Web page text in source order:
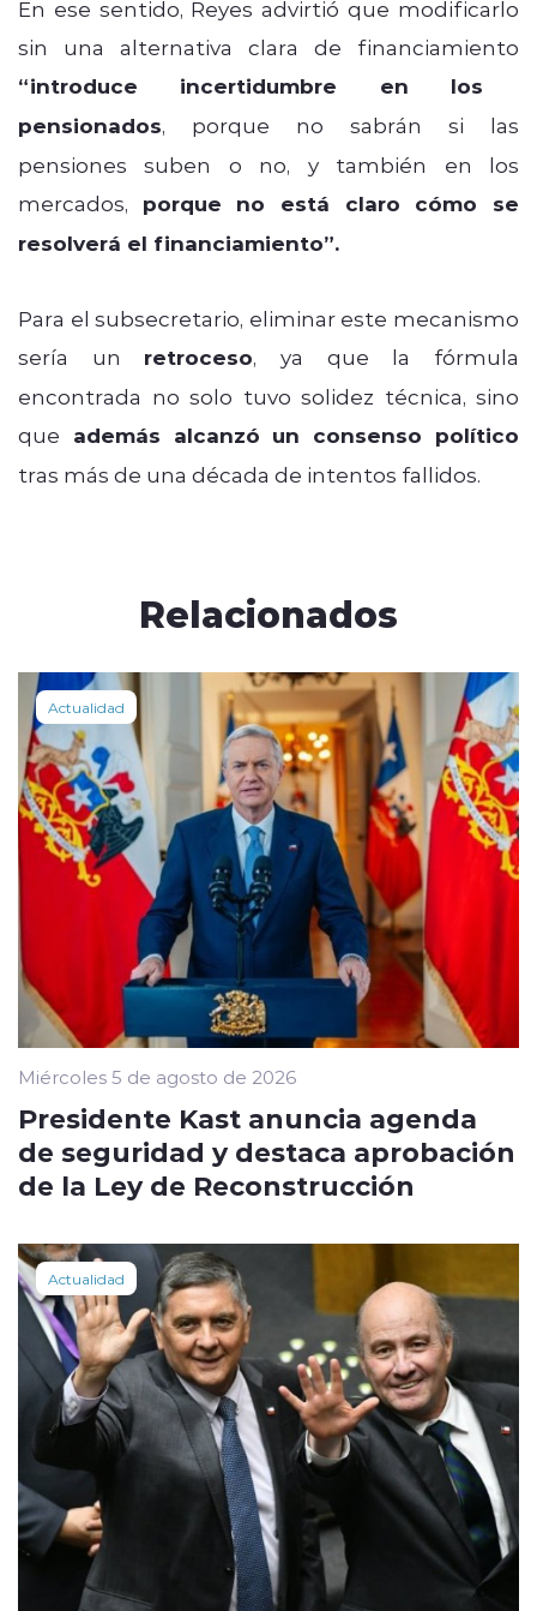
En ese sentido, Reyes advirtió que modificarlo
sin una alternativa clara de financiamiento
“introduce incertidumbre en los
pensionados, porque no sabrán si las
pensiones suben o no, y también en los
mercados, porque no está claro cómo se
resolverá el financiamiento”.
Para el subsecretario, eliminar este mecanismo
sería un retroceso, ya que la fórmula
encontrada no solo tuvo solidez técnica, sino
que además alcanzó un consenso político
tras más de una década de intentos fallidos.
Relacionados
Actualidad
Miércoles 5 de agosto de 2026
Presidente Kast anuncia agenda
de seguridad y destaca aprobación
de la Ley de Reconstrucción
Actualidad